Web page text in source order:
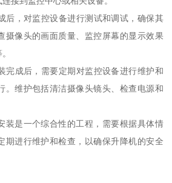
后，对监控设备进行测试和调试，确保其
摄像头的画面质量、监控屏幕的显示效果
完成后，需要定期对监控设备进行维护和
。维护包括清洁摄像头镜头、检查电源和
装是一个综合性的工程，需要根据具体情
期进行维护和检查，以确保升降机的安全